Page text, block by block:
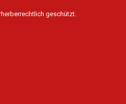
geschützt.